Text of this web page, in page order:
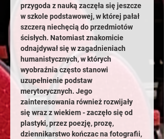
przygoda z nauką zaczęła się jeszcze
w szkole podstawowej, w której pałał
szczerą niechęcią do przedmiotów
ścisłych. Natomiast znakomicie
odnajdywał się w zagadnieniach
humanistycznych, w których
wyobraźnia często stanowi
uzupełnienie podstaw
merytorycznych. Jego
zainteresowania również rozwijały
się wraz z wiekiem - zaczęło się od
plastyki, przez poezję, prozę,
dziennikarstwo kończac na fotografii,